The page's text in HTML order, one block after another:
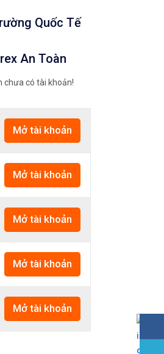
Quốc Tế
An Toàn
chưa có tài khoản!
Mở tài khoản
Mở tài khoản
Mở tài khoản
Mở tài khoản
Mở tài khoản